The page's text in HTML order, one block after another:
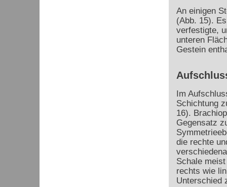
An einigen
(Abb. 15).
verfestigte,
unteren
Gestein
Im
Schichtung
16).
Gegensatz
die rechte
Schale
rechts wie
Unterschied